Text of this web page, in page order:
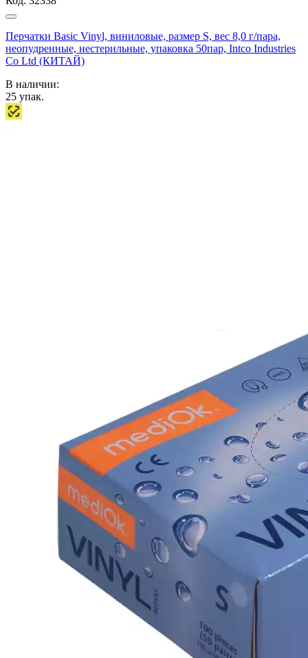
Перчатки Basic Vinyl, виниловые, размер S, вес 8,0 г/пара,
неопудренные, нестерильные, упаковка 50пар, Intco Industries
Co Ltd (КИТАЙ)
В наличии:
25 упак.